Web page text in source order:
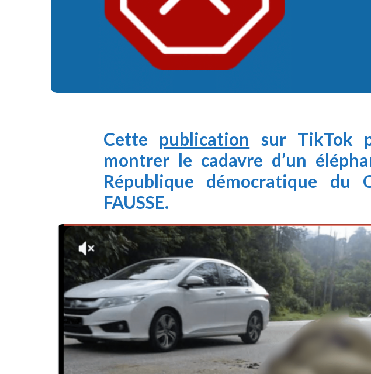
Cette publication sur TikTok
montrer le cadavre d’un
République démocratique du
FAUSSE.